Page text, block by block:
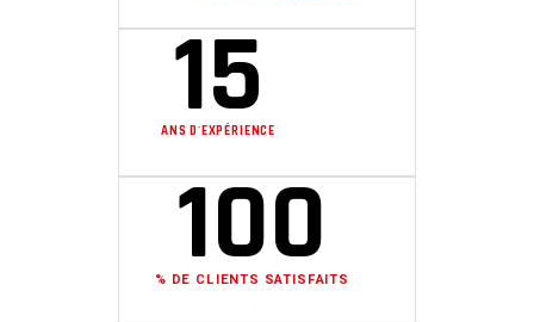
ANS D'EXPÉRIENCE
15
% DE CLIENTS SATISFAITS
100